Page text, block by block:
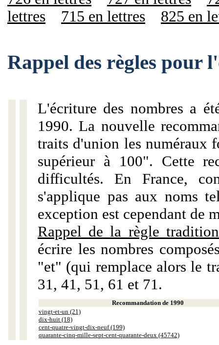
lettres
715 en lettres 825 en
Rappel des règles pour
L'écriture des nombres a
1990. La nouvelle
traits d'union les numéraux
supérieur à 100". Cette
difficultés. En France,
s'applique pas aux noms
exception est cependant de
Rappel de la règle
écrire les nombres
"et" (qui remplace alors le
31, 41, 51, 61 et 71.
Recommandation de 1990
vingt-et-un (21)
dix-huit (18)
cent-quatre-vingt-dix-neuf (199)
quarante-cinq-mille-sept-cent-quarante-deux (45742)